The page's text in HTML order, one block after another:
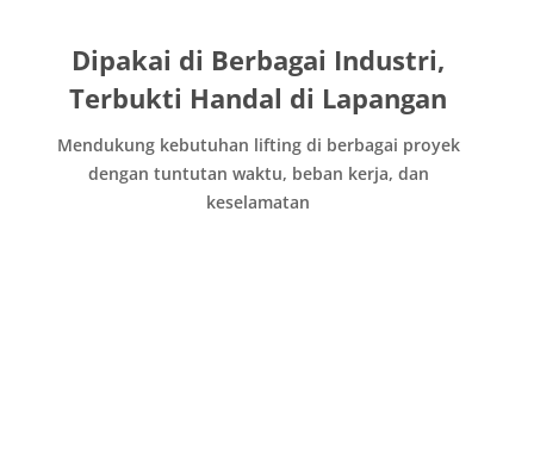
Dipakai di Berbagai Industri,
Terbukti Handal di Lapangan
Mendukung kebutuhan lifting di berbagai proyek
dengan tuntutan waktu, beban kerja, dan
keselamatan